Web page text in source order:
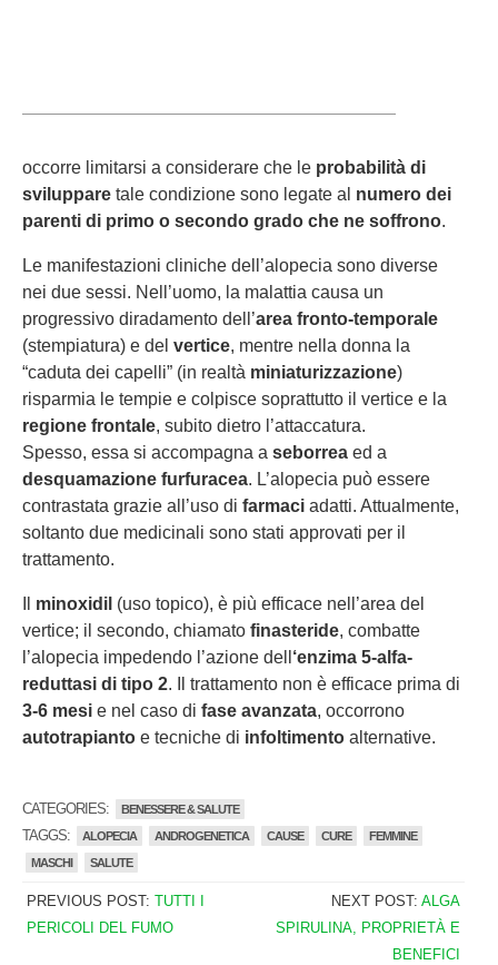
occorre limitarsi a considerare che le probabilità di
sviluppare tale condizione sono legate al numero dei
parenti di primo o secondo grado che ne soffrono.
Le manifestazioni cliniche dell’alopecia sono diverse
nei due sessi. Nell’uomo, la malattia causa un
progressivo diradamento dell’area fronto-temporale
(stempiatura) e del vertice, mentre nella donna la
“caduta dei capelli” (in realtà miniaturizzazione)
risparmia le tempie e colpisce soprattutto il vertice e la
regione frontale, subito dietro l’attaccatura.
Spesso, essa si accompagna a seborrea ed a
desquamazione furfuracea. L’alopecia può essere
contrastata grazie all’uso di farmaci adatti. Attualmente,
soltanto due medicinali sono stati approvati per il
trattamento.
minoxidil (uso topico), è più efficace nell’area del
vertice; il secondo, chiamato finasteride, combatte
l’alopecia impedendo l’azione dell ‘enzima 5-alfa-
reduttasi di tipo 2. Il trattamento non è efficace prima di
3-6 mesi e nel caso di fase avanzata, occorrono
autotrapianto e tecniche di infoltimento alternative.
CATEGORIES: BENESSERE & SALUTE
TAGGS: ALOPECIA ANDROGENETICA CAUSE CURE
FEMMINE
MASCHI
SALUTE
PREVIOUS POST: TUTTI I
PERICOLI DEL FUMO
NEXT POST:ALGA
SPIRULINA, PROPRIETÀ E
BENEFICI